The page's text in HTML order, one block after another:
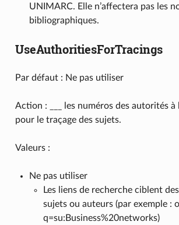
UNIMARC. Elle n’affectera pas les
bibliographiques.
UseAuthoritiesForTracings
Par défaut : Ne pas utiliser
Action : ___ les numéros des autorités
pour le traçage des sujets.
Valeurs :
Ne pas utiliser
Les liens de recherche ciblent
sujets ou auteurs (par exemple :
q=su:Business%20networks)